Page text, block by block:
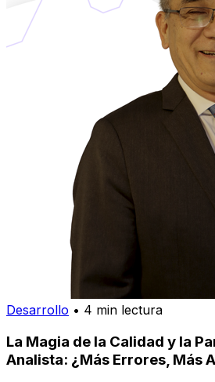
Desarrollo • 4 min lectura
La Magia de la Calidad y la
Analista: ¿Más Errores, Más